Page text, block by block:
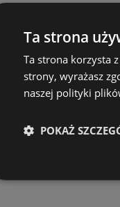
Ta strona
Ta strona korzysta
strony, wyrażasz
naszej polityki
POKAŻ